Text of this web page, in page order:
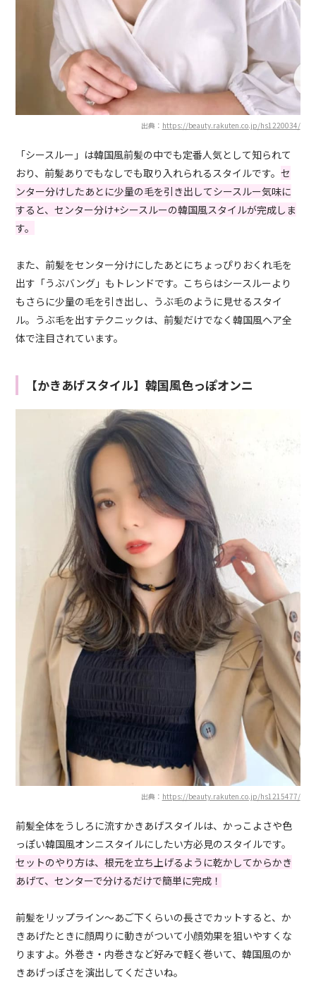
出典： https://beauty.rakuten.co.jp/hs1220034/
「シースルー」は韓国風前髪の中でも定番人気として知られて
おり、前髪ありでもなしでも取り入れられるスタイルです。セ
ンター分けしたあとに少量の毛を引き出してシースルー気味に
すると、センター分け+シースルーの韓国風スタイルが完成しま
す。
また、前髪をセンター分けにしたあとにちょっぴりおくれ毛を
出す「うぶバング」もトレンドです。こちらはシースルーより
もさらに少量の毛を引き出し、うぶ毛のように見せるスタイ
ル。うぶ毛を出すテクニックは、前髪だけでなく韓国風ヘア全
体で注目されています。
【かきあげスタイル】韓国風色っぽオンニ
出典： https://beauty.rakuten.co.jp/hs1215477/
前髪全体をうしろに流すかきあげスタイルは、かっこよさや色
っぽい韓国風オンニスタイルにしたい方必見のスタイルです。
セットのやり方は、根元を立ち上げるように乾かしてからかき
あげて、センターで分けるだけで簡単に完成！
前髪をリップライン～あご下くらいの長さでカットすると、か
きあげたときに顔周りに動きがついて小顔効果を狙いやすくな
りますよ。外巻き・内巻きなど好みで軽く巻いて、韓国風のか
きあげっぽさを演出してくださいね。